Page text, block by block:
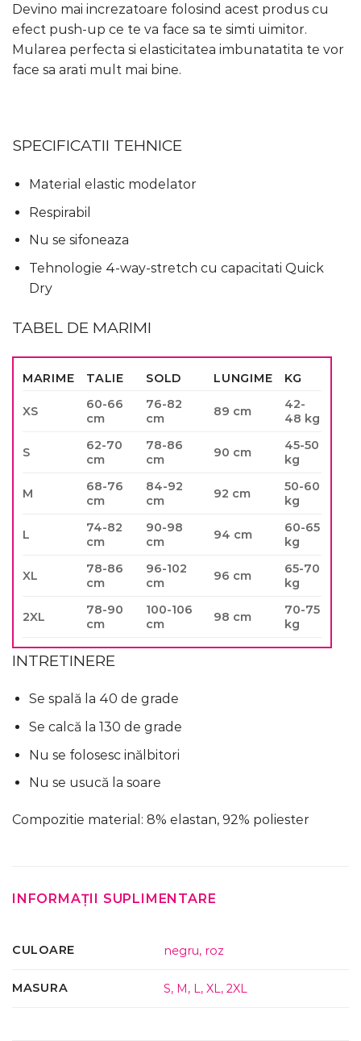
Devino mai increzatoare folosind acest produs cu
efect push-up ce te va face sa te simti uimitor.
Mularea perfecta si elasticitatea imbunatatita te vor
face sa arati mult mai bine.
SPECIFICATII TEHNICE
Material elastic modelator
Respirabil
Nu se sifoneaza
Tehnologie 4-way-stretch cu capacitati Quick
Dry
TABEL DE MARIMI
MARIME TALIE SOLD LUNGIME KG
XS
60-66
cm
76-82
cm
89 cm
42-
48 kg
S
62-70
cm
78-86
cm
90 cm
45-50
kg
M
68-76
cm
84-92
cm
92 cm
50-60
kg
L
74-82
cm
90-98
cm
94 cm
60-65
kg
XL
78-86
cm
96-102
cm
96 cm
65-70
kg
2XL
78-90
cm
100-106
cm
98 cm
70-75
kg
INTRETINERE
Se spală la 40 de grade
Se calcă la 130 de grade
Nu se folosesc inălbitori
Nu se usucă la soare
Compozitie material: 8% elastan, 92% poliester
INFORMAȚII SUPLIMENTARE
CULOARE negru, roz
MASURA S, M, L,XL,2XL